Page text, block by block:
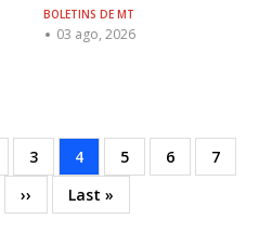
BOLETINS DE MT
03 ago, 2026
Página
3
Página
atual
4 Página
5 Página
6
7
Próxima
››
Última
página
Last »